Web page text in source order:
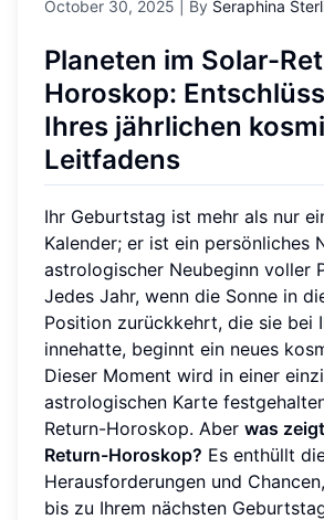
October 30, 2025 | By Seraphina
Planeten im Solar-
Horoskop:
Ihres jährlichen
Leitfadens
Ihr Geburtstag ist mehr als nur
Kalender; er ist ein persönliches
astrologischer Neubeginn voller
Jedes Jahr, wenn die Sonne in
Position zurückkehrt, die sie bei
innehatte, beginnt ein neues
Dieser Moment wird in einer
astrologischen Karte
Return-Horoskop. Aber was
Return-Horoskop? Es enthüllt
Herausforderungen und
bis zu Ihrem nächsten